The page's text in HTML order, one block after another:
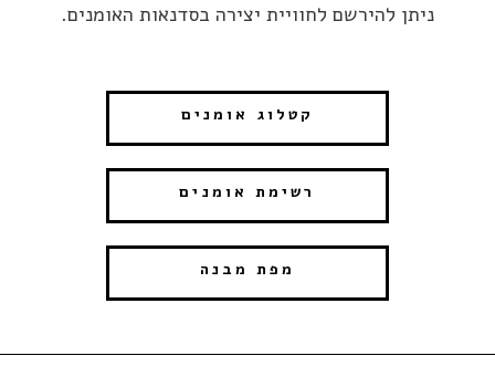
ניתן להירשם לחוויית יצירה בסדנאות האומנים.
קטלוג אומנים
רשימת אומנים
מפת מבנה